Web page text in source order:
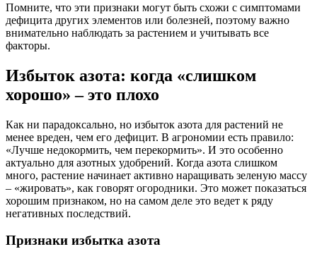
Помните, что эти признаки могут быть схожи с симптомами
дефицита других элементов или болезней, поэтому важно
внимательно наблюдать за растением и учитывать все
факторы.
Избыток азота: когда «слишком
хорошо» – это плохо
Как ни парадоксально, но избыток азота для растений не
менее вреден, чем его дефицит. В агрономии есть правило:
«Лучше недокормить, чем перекормить». И это особенно
актуально для азотных удобрений. Когда азота слишком
много, растение начинает активно наращивать зеленую массу
– «жировать», как говорят огородники. Это может показаться
хорошим признаком, но на самом деле это ведет к ряду
негативных последствий.
Признаки избытка азота